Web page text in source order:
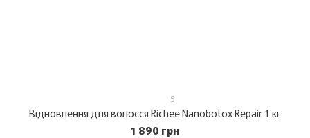
5
Відновлення для волосся Richee Nanobotox Repair 1 кг
1 890 грн